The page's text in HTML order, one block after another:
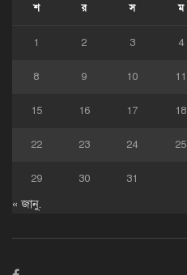
শ র স ম
1 2 3 4
8 9 10 11
15 16 17 18
22 23 24 25
29 30 31
« জানু.